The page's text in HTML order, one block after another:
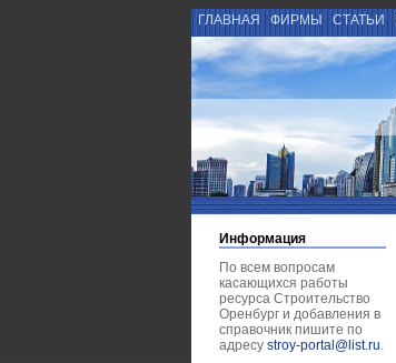
ГЛАВНАЯ ФИРМЫ СТАТЬИ
Информация
По всем вопросам
касающихся работы
ресурса Строительство
Оренбург и добавления в
справочник пишите по
адресу stroy-portal@list.ru.